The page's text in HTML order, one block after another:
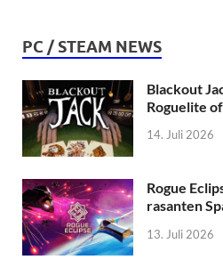
PC / STEAM NEWS
Blackout
Roguelite
14. Juli 2026
Rogue
rasanten
13. Juli 2026